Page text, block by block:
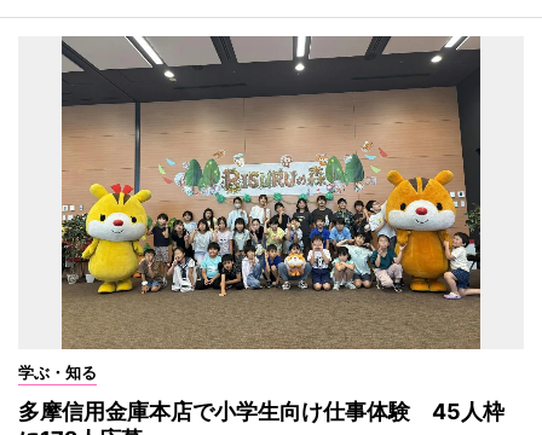
学ぶ・知る
多摩信用金庫本店で小学生向け仕事体験 45人枠